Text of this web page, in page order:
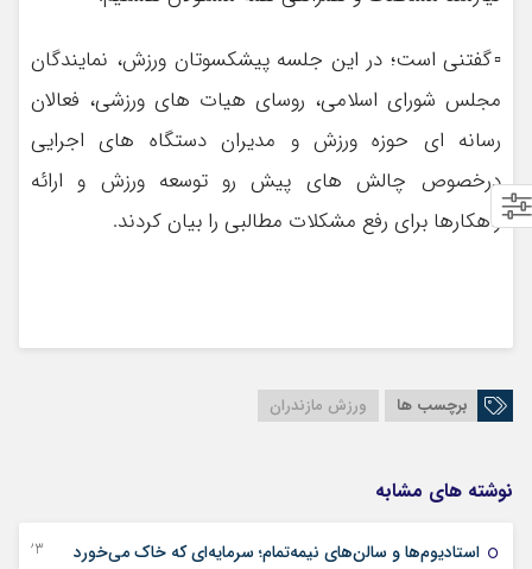
▫گفتنی است؛ در این جلسه پیشکسوتان ورزش، نمایندگان
مجلس شورای اسلامی، روسای هیات های ورزشی، فعالان
رسانه ای حوزه ورزش و مدیران دستگاه های اجرایی
درخصوص چالش های پیش رو توسعه ورزش و ارائه
راهکارها برای رفع مشکلات مطالبی را بیان کردند.
برچسب ها ورزش مازندران
نوشته های مشابه
استادیوم‌ها و سالن‌های نیمه‌تمام؛ سرمایه‌ای که خاک می‌خورد 23 دسامبر 2025